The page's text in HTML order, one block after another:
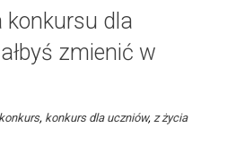
konkursu dla
zmienić w
konkurs, konkurs dla uczniów, z życia